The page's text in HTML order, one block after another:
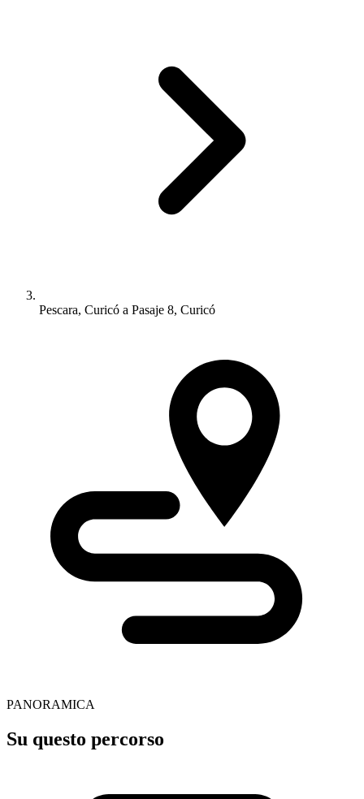
Pescara, Curicó a Pasaje 8, Curicó
PANORAMICA
Su questo percorso